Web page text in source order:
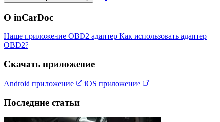
О inCarDoc
Наше приложение OBD2 адаптер Как использовать адаптер
OBD2?
Скачать приложение
Android приложение iOS приложение
Последние статьи